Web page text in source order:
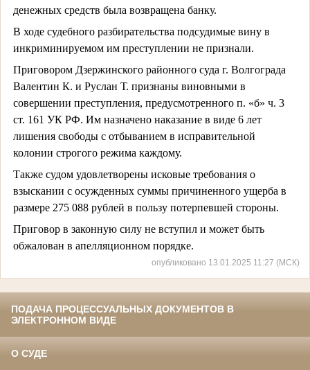
денежных средств была возвращена банку.
В ходе судебного разбирательства подсудимые вину в
инкриминируемом им преступлении не признали.
Приговором Дзержинского районного суда г. Волгограда
Валентин К. и Руслан Т. признаны виновными в
совершении преступления, предусмотренного п. «б» ч. 3
ст. 161 УК РФ. Им назначено наказание в виде 6 лет
лишения свободы с отбыванием в исправительной
колонии строгого режима каждому.
Также судом удовлетворены исковые требования о
взыскании с осужденных суммы причиненного ущерба в
размере 275 088 рублей в пользу потерпевшей стороны.
Приговор в законную силу не вступил и может быть
обжалован в апелляционном порядке.
опубликовано 13.01.2025 11:27 (МСК)
ПОДАЧА ПРОЦЕССУАЛЬНЫХ ДОКУМЕНТОВ В
ЭЛЕКТРОННОМ ВИДЕ
О СУДЕ